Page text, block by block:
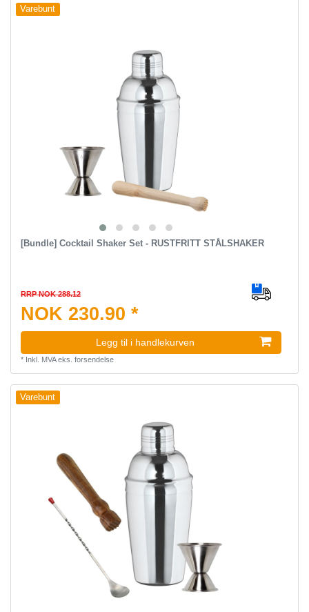
Varebunt
[Bundle] Cocktail Shaker Set - RUSTFRITT STÅLSHAKER
RRP NOK 288.12
NOK 230.90 *
Legg til i handlekurven
* Inkl. MVAeks. forsendelse
Varebunt